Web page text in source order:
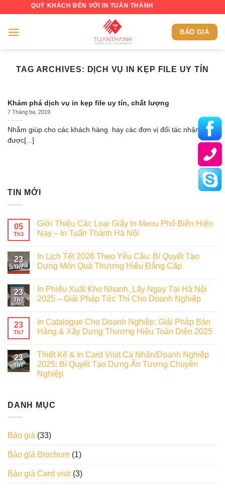
content
QUÝ KHÁCH ĐẾN VỚI IN TUẤN THÀNH
BÁO GIÁ
TAG ARCHIVES: DỊCH VỤ IN KẸP FILE UY TÍN
Khám phá dịch vụ in kẹp file uy tín, chất lượng
7 Tháng ba, 2019
Nhằm giúp cho các khách hàng hay các đơn vị đối tác nhận biết
được[...]
TIN MỚI
05
Th3
Giới Thiệu Các Loại Giấy In Menu Phổ Biến Hiện
Nay – In Tuấn Thành Hà Nội
23
Th7
In Lịch Tết 2026 Theo Yêu Cầu: Bí Quyết Tạo
Dựng Món Quà Thương Hiệu Đẳng Cấp
23
Th7
In Phiếu Xuất Kho Nhanh, Lấy Ngay Tại Hà Nội
2025 – Giải Pháp Tức Thì Cho Doanh Nghiệp
23
Th7
In Catalogue Cho Doanh Nghiệp: Giải Pháp Bán
Hàng & Xây Dựng Thương Hiệu Toàn Diện 2025
23
Th7
Thiết Kế & In Card Visit Cá Nhân/Doanh Nghiệp
2025: Bí Quyết Tạo Dựng Ấn Tượng Chuyên
Nghiệp
DANH MỤC
Báo giá (33)
Báo giá Brochure (1)
Báo giá Card visit(3)